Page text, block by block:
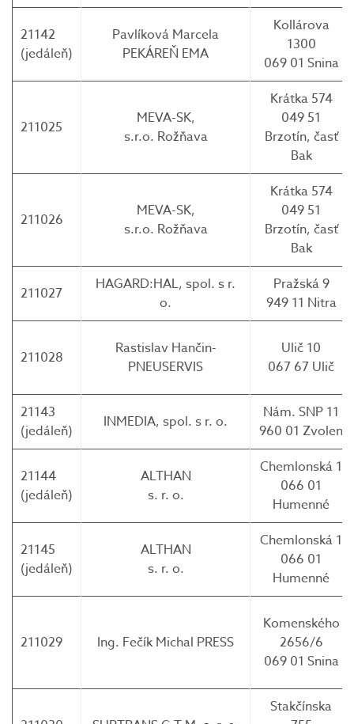
21142
(jedáleň)
Pavlíková Marcela
PEKÁREŇ EMA
Kollárova
1300
069 01 Snina
211025
MEVA-SK,
s.r.o. Rožňava
Krátka 574
049 51
Brzotín, časť
Bak
211026
MEVA-SK,
s.r.o. Rožňava
Krátka 574
049 51
Brzotín, časť
Bak
211027
HAGARD:HAL, spol. s r.
o.
Pražská 9
949 11 Nitra
211028
Rastislav Hančin-
PNEUSERVIS
Ulič 10
067 67 Ulič
21143
(jedáleň)
INMEDIA, spol. s r. o.
Nám. SNP 11
960 01 Zvolen
21144
(jedáleň)
ALTHAN
s. r. o.
Chemlonská 1
066 01
Humenné
21145
(jedáleň)
ALTHAN
s. r. o.
Chemlonská 1
066 01
Humenné
211029 Ing. Fečík Michal PRESS
Komenského
2656/6
069 01 Snina
Stakčínska